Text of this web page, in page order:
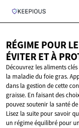
RÉGIME POUR
ÉVITER ET À
Découvrez les aliments
la maladie du foie gras.
dans la gestion de cette
graisse. En faisant des
pouvez soutenir la santé
Lisez la suite pour savoir
un régime équilibré pour